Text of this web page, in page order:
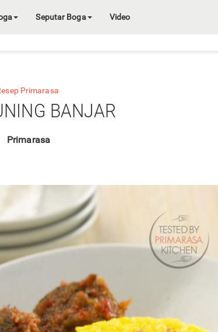
Seputar Boga Video
Primarasa
BANJAR
Primarasa